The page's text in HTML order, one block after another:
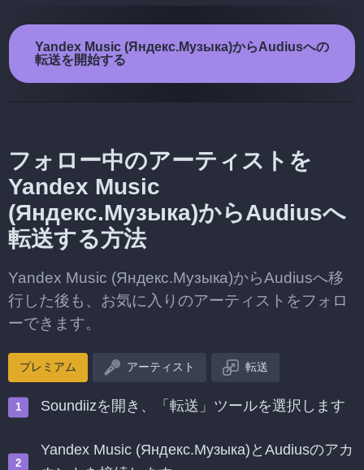
Yandex Music (Яндекс.Музыка)からAudiusへの
転送を開始する
フォロー中のアーティストを
Yandex Music
(Яндекс.Музыка)からAudiusへ
転送する方法
Yandex Music (Яндекс.Музыка)からAudiusへ移
行した後も、お気に入りのアーティストをフォロ
ーできます。
プレミアム アーティスト 転送
Soundiizを開き、「転送」ツールを選択します
Yandex Music (Яндекс.Музыка)とAudiusのアカ